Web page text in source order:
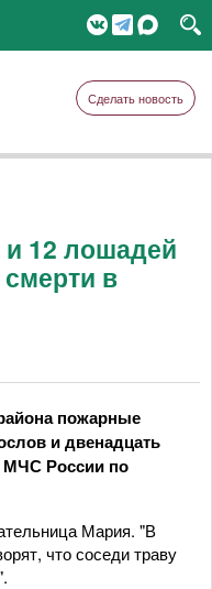
Сделать новость
12 лошадей
в
пожарные
и двенадцать
МЧС России по
Мария. "В
что соседи траву